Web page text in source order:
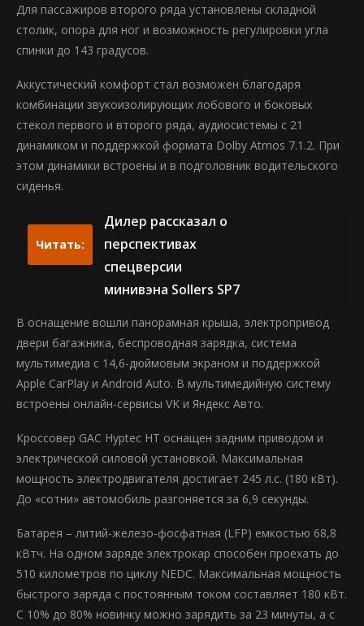
Для пассажиров второго ряда установлены складной
столик, опора для ног и возможность регулировки угла
спинки до 143 градусов.
Аккустический комфорт стал возможен благодаря
комбинации звукоизолирующих лобового и боковых
стекол первого и второго ряда, аудиосистемы с 21
динамиком и поддержкой формата Dolby Atmos 7.1.2. При
этом динамики встроены и в подголовник водительского
сиденья.
Читать:
Дилер рассказал о
перспективах
спецверсии
минивэна Sollers SP7
В оснащение вошли панорамная крыша, электропривод
двери багажника, беспроводная зарядка, система
мультимедиа с 14,6-дюймовым экраном и поддержкой
Apple CarPlay и Android Auto. В мультимедийную систему
встроены онлайн-сервисы VK и Яндекс Авто.
Кроссовер GAC Hyptec HT оснащен задним приводом и
электрической силовой установкой. Максимальная
мощность электродвигателя достигает 245 л.с. (180 кВт).
До «сотни» автомобиль разгоняется за 6,9 секунды.
Батарея – литий-железо-фосфатная (LFP) емкостью 68,8
кВтч. На одном заряде электрокар способен проехать до
510 километров по циклу NEDC. Максимальная мощность
быстрого заряда с постоянным током составляет 180 кВт.
С 10% до 80% новинку можно зарядить за 23 минуты, а с